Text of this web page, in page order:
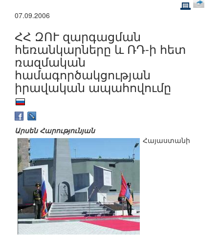
07.09.2006
ՀՀ ԶՈՒ զարգացման
հեռանկարները և ՌԴ-ի հետ
ռազմական
համագործակցության
իրավական ապահովումը
Արսեն Հարությունյան
Հայաստանի